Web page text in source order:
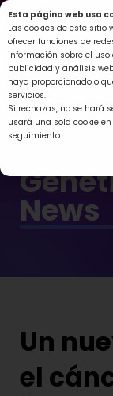
Esta página web usa
Las cookies de este
ofrecer funciones de
información sobre el
publicidad y análisis
haya proporcionado o
servicios.
Si rechazas, no se hará
usará una sola cookie
seguimiento.
Ir
al
contenido
News
Un
el